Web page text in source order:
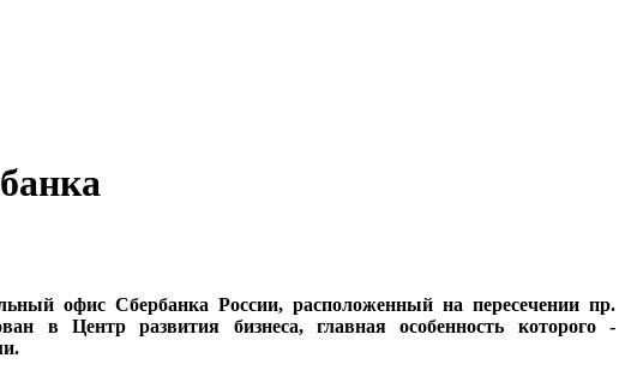
офис Сбербанка России, расположенный на пересечении пр.
в Центр развития бизнеса, главная особенность которого -